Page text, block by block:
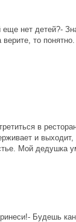
нет детей?-
то понятно.
в
и
Мой дедушка
Будешь